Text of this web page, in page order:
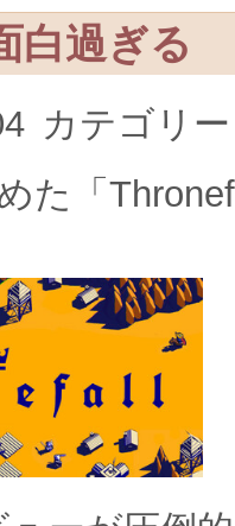
白過ぎる
カテゴリ
た「